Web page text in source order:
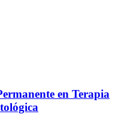
en Terapia